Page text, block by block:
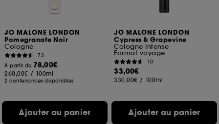
JO MALONE LONDON
Pomegranate Noir
Cologne
73
À partir de 78,00€
260,00€ / 100ml
2 contenances disponibles
Ajouter au panier
JO MALONE LONDON
Cypress & Grapevine
Cologne Intense
Format voyage
10
33,00€
330,00€ / 100ml
Ajouter au panier